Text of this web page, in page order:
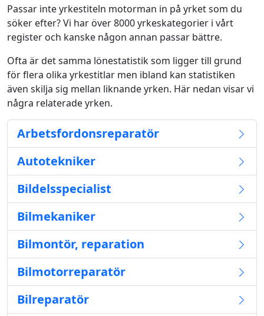
Passar inte yrkestiteln motorman in på yrket som du
söker efter? Vi har över 8000 yrkeskategorier i vårt
register och kanske någon annan passar bättre.
Ofta är det samma lönestatistik som ligger till grund
för flera olika yrkestitlar men ibland kan statistiken
även skilja sig mellan liknande yrken. Här nedan visar vi
några relaterade yrken.
Arbetsfordonsreparatör
Autotekniker
Bildelsspecialist
Bilmekaniker
Bilmontör, reparation
Bilmotorreparatör
Bilreparatör